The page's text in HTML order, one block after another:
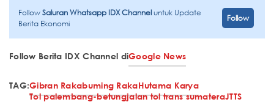
FollowSaluran Whatsapp IDX Channeluntuk Update
Berita Ekonomi
Follow
Follow Berita IDX Channel diGoogle News
TAG:Gibran Rakabuming RakaHutama Karya
Tol palembang-betungjalan tol trans sumateraJTTS